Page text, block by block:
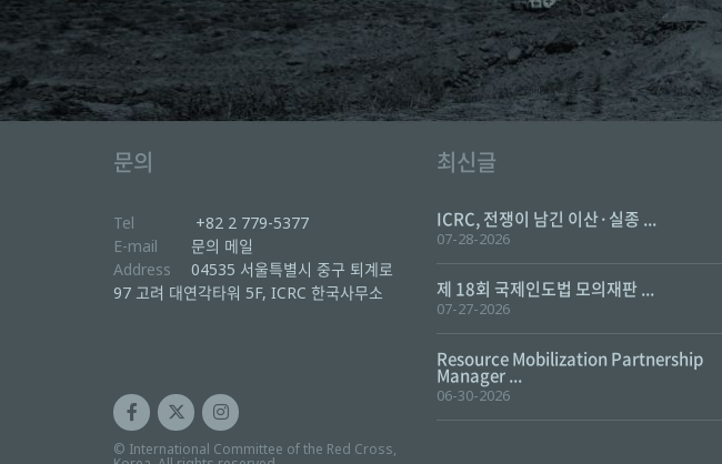
문의
Tel
+82 2 779-5377
E-mail
문의 메일
Address
04535 서울특별시 중구 퇴계로
97 고려 대연각타워 5F, ICRC 한국사무소
© International Committee of the Red Cross,
최신글
ICRC, 전쟁이 남긴 이산·실종 ...
07-28-2026
제 18회 국제인도법 모의재판 ...
07-27-2026
Resource Mobilization Partnership
Manager ...
06-30-2026